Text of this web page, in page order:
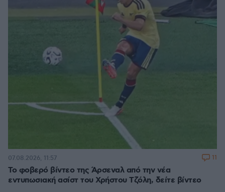
Το φοβερό βίντεο της Άρσεναλ από την νέα
εντυπωσιακή ασίστ του Χρήστου Τζόλη, δείτε βίντεο
07.08.2026, 11:57 11